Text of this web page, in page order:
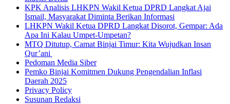
KPK Analisis LHKPN Wakil Ketua DPRD Langkat Ajai
Ismail, Masyarakat Diminta Berikan Informasi
LHKPN Wakil Ketua DPRD Langkat Disorot, Gempar: Ada
Apa Ini Kalau Umpet-Umpetan?
MTQ Ditutup, Camat Binjai Timur: Kita Wujudkan Insan
Qur’ani
Pedoman Media Siber
Pemko Binjai Komitmen Dukung Pengendalian Inflasi
Daerah 2025
Privacy Policy
Susunan Redaksi